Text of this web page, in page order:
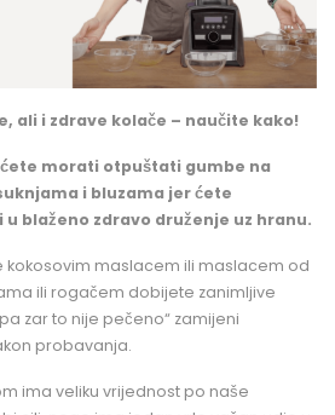
ali i zdrave kolače – naučite kako!
morati otpuštati gumbe na
i bluzama jer ćete
blaženo zdravo druženje uz hranu.
kokosovim maslacem ili maslacem od
ili rogačem dobijete zanimljive
zar to nije pečeno“ zamijeni
probavanja.
ima veliku vrijednost po naše